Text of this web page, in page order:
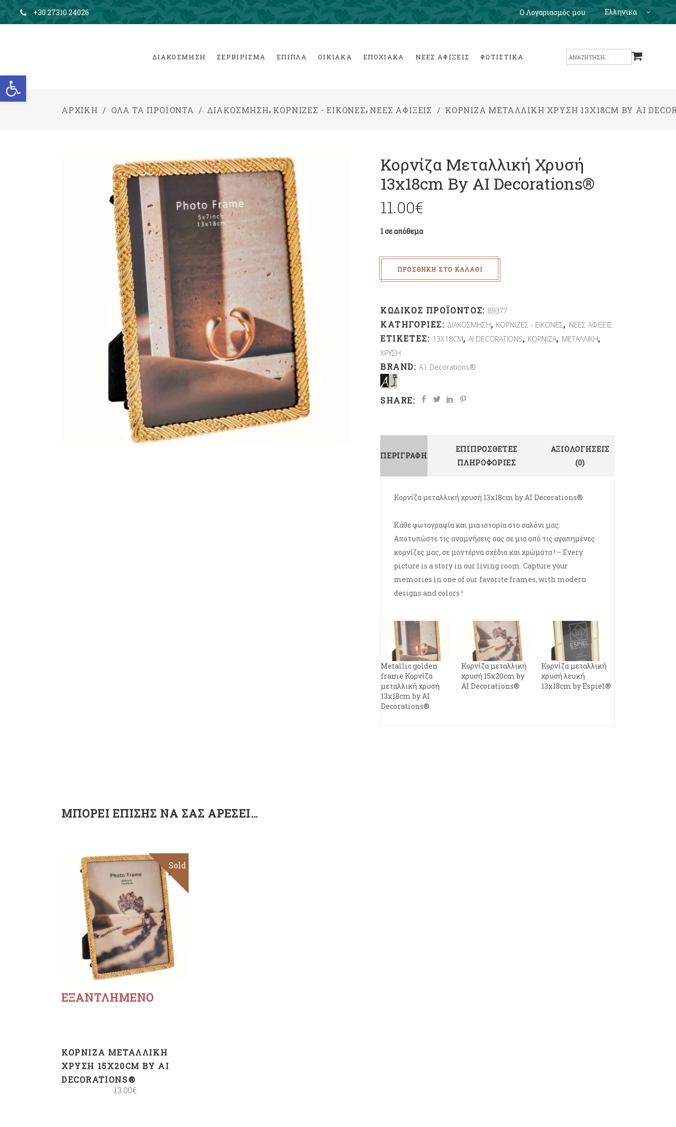
Ανοίξτε τη γραμμή εργαλείων
+30 27310 24026 Ο Λογαριασμός μου Ελληνικα
ΔΙΑΚΟΣΜΗΣΗ ΣΕΡΒΙΡΙΣΜΑ ΕΠΙΠΛΑ ΟΙΚΙΑΚΑ ΕΠΟΧΙΑΚΑ ΝΕΕΣ ΑΦΙΞΕΙΣ ΦΩΤΙΣΤΙΚΑ
Search
ΑΡΧΙΚΉ / ΌΛΑ ΤΑ ΠΡΟΪΌΝΤΑ / ΔΙΑΚΟΣΜΗΣΗ, ΚΟΡΝΙΖΕΣ - ΕΙΚΟΝΕΣ, ΝΕΕΣ ΑΦΙΞΕΙΣ / ΚΟΡΝΊΖΑ ΜΕΤΑΛΛΙΚΉ ΧΡΥΣΉ 13X18CM BY AI
Κορνίζα Μεταλλική Χρυσή
13x18cm By AI Decorations®
11.00€
1 σε απόθεμα
ΠΡΟΣΘΉΚΗ ΣΤΟ ΚΑΛΆΘΙ
ΚΩΔΙΚΌΣ ΠΡΟΪΌΝΤΟΣ: 89377
ΚΑΤΗΓΟΡΊΕΣ: ΔΙΑΚΟΣΜΗΣΗ, ΚΟΡΝΙΖΕΣ - ΕΙΚΟΝΕΣ, ΝΕΕΣ ΑΦΙΞΕΙΣ
ΕΤΙΚΈΤΕΣ: 13X18CM,AI DECORATIONS, ΚΟΡΝΙΖΑ, ΜΕΤΑΛΛΙΚΗ,
ΧΡΥΣΗ
BRAND:A.I. Decorations®
SHARE:
ΠΕΡΙΓΡΑΦΉ
ΕΠΙΠΡΌΣΘΕΤΕΣ
ΠΛΗΡΟΦΟΡΊΕΣ
ΑΞΙΟΛΟΓΉΣΕΙΣ
(0)
Κορνίζα μεταλλική χρυσή 13x18cm by AI Decorations®
Κάθε φωτογραφία και μια ιστορία στο σαλόνι μας.
Αποτυπώστε τις αναμνήσεις σας σε μια από τις αγαπημένες
κορνίζες μας, σε μοντέρνα σχέδια και χρώματα ! – Every
picture is a story in our living room. Capture your
memories in one of our favorite frames, with modern
designs and colors !
Metallic golden
frame Κορνίζα
μεταλλική χρυσή
13x18cm by AI
Decorations®
Κορνίζα μεταλλική
χρυσή 15x20cm by
AI Decorations®
Κορνίζα μεταλλική
χρυσή λευκή
13x18cm by Espiel®
ΜΠΟΡΕΊ ΕΠΊΣΗΣ ΝΑ ΣΑΣ ΑΡΈΣΕΙ…
ΕΞΑΝΤΛΗΜΈΝΟ
Sold
Διαβάστε
περισσότερα
ΚΟΡΝΊΖΑ ΜΕΤΑΛΛΙΚΉ
ΧΡΥΣΉ 15X20CM BY AI
DECORATIONS®
13.00€